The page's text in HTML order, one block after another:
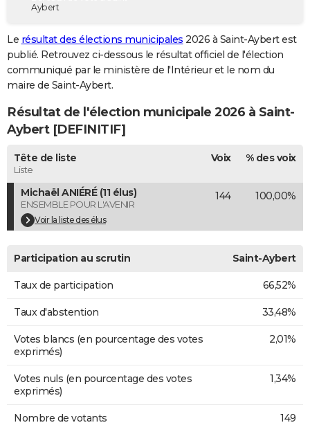
Destinations
City break
Voyage nature
Voyage de noces
Forum
GUIDES D'ACHAT
BONS PLANS
Carte de Noël
Carte Bonne année
Carte Saint-Valentin
Carte Pâques
Carte d'anniversaire
DICTIONNAIRE
Dictionnaire
Biographies
Citations
Expressions
Proverbes
PROGRAMME TV
COPAINS D'AVANT
S'inscrire
Se connecter
Lycées
Collèges
Primaires
Universités
Entreprises
Service militaire
Avis de recherche
AVIS DE DÉCÈS
Bricolage
Television
Aybert
Le résultat des élections municipales 2026 à Saint-Aybert est
publié. Retrouvez ci-dessous le résultat officiel de l'élection
communiqué par le ministère de l'Intérieur et le nom du
maire de Saint-Aybert.
Résultat de l'élection municipale 2026 à Saint-
Aybert [DEFINITIF]
Tête de liste
Liste
Voix % des voix
Michaël ANIÉRÉ (11 élus)
ENSEMBLE POUR L'AVENIR
Voir la liste des élus
144 100,00%
Participation au scrutin Saint-Aybert
Taux de participation 66,52%
Taux d'abstention 33,48%
Votes blancs (en pourcentage des votes
exprimés)
2,01%
Votes nuls (en pourcentage des votes
exprimés)
1,34%
Nombre de votants 149